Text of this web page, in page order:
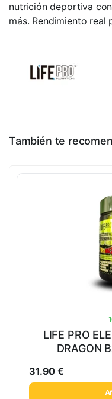
nutrición deportiva
más. Rendimiento real
También te
LIFE PRO
DRAGON
31.90€